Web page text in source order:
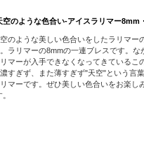
空のような色合い-アイスラリマー8mm
のような美しい色合いをしたラリマー
ラリマーの8mmの一連ブレスです。な
マーが入手できなくなってきているこ
濃すぎず、また薄すぎず"天空"という言
マーです。ぜひ美しい色合いをお楽し